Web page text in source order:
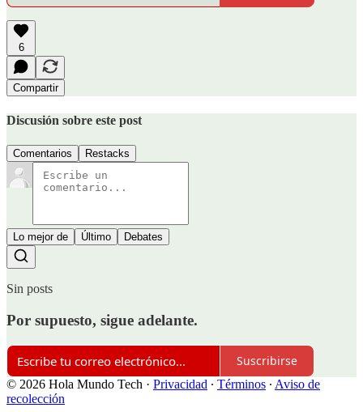
6
Compartir
Discusión sobre este post
Comentarios Restacks
Lo mejor de Último Debates
Sin posts
Por supuesto, sigue adelante.
Suscribirse
© 2026 Hola Mundo Tech · Privacidad ∙ Términos ∙ Aviso de
recolección